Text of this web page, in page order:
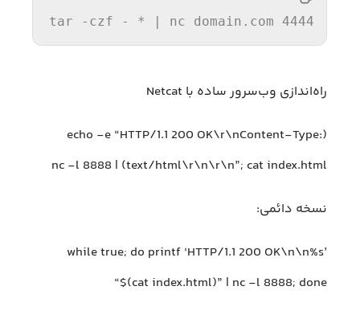
tar -czf - * | nc domain.com 4444
راه‌اندازی وب‌سرور ساده با Netcat
(echo -e “HTTP/1.1 200 OK\r\nContent-Type:
text/html\r\n\r\n”; cat index.html) | nc -l 8888
نسخه دائمی:
while true; do printf ‘HTTP/1.1 200 OK\n\n%s’
“$(cat index.html)” | nc -l 8888; done